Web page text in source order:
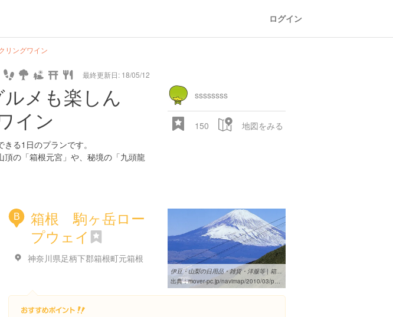
ログイン
リングワイン
最終更新日: 18/05/12
メも楽しん
イン
る1日のプランです。
の「箱根元宮」や、秘境の「九頭龍
ssssssss
150 地図をみる
B
箱根 駒ヶ岳ロー
プウェイ
神奈川県足柄下郡箱根町元箱根
伊豆・山梨の日用品・雑貨・洋服等 | 箱根 駒ケ岳ロープウェー｜まぷ ...
出典：mover-pc.jp/navimap/2010/03/post-173.html